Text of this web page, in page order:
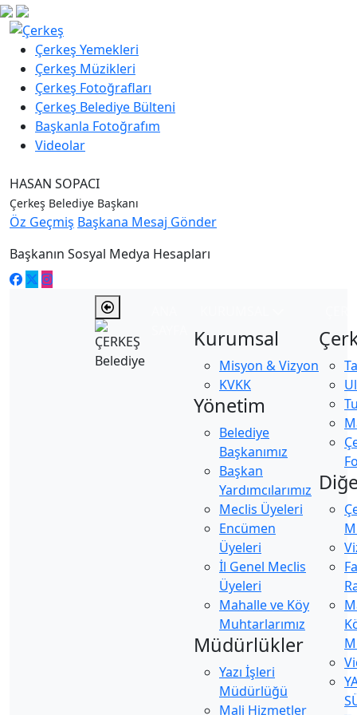
Çerkeş Yemekleri
Çerkeş Müzikleri
Çerkeş Fotoğrafları
Çerkeş Belediye Bülteni
Başkanla Fotoğrafım
Videolar
HASAN SOPACI
Çerkeş Belediye Başkanı
Öz Geçmiş Başkana Mesaj Gönder
Başkanın Sosyal Medya Hesapları
Kurumsal
Misyon & Vizyon
KVKK
Yönetim
Belediye
Başkanımız
Başkan
Yardımcılarımız
Meclis Üyeleri
Encümen
Üyeleri
İl Genel Meclis
Üyeleri
Mahalle ve Köy
Muhtarlarımız
Müdürlükler
Yazı İşleri
Müdürlüğü
Mali Hizmetler